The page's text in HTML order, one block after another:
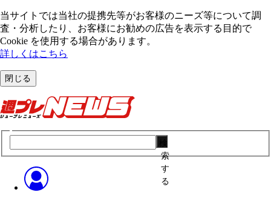
当サイトでは当社の提携先等がお客様のニーズ等について調
査・分析したり、お客様にお勧めの広告を表⽰する⽬的で
Cookie を使⽤する場合があります。
詳しくはこちら
閉じる
索
す
る